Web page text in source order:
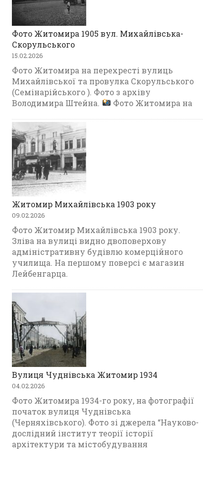
Фото Житомира 1905 вул. Михайлівська-
Скорульського
15.02.2026
Фото Житомира на перехресті вулиць
Михайлівської та провулка Скорульського
(Семінарійського ). Фото з архіву
Володимира Штейна.
Фото Житомира на
Житомир Михайлівська 1903 року
09.02.2026
Фото Житомир Михайлівська 1903 року.
Зліва на вулиці видно двоповерхову
адміністративну будівлю комерційного
училища. На першому поверсі є магазин
Лейбенгарца.
Вулиця Чуднівська Житомир 1934
04.02.2026
Фото Житомира 1934-го року, на фотографії
початок вулиця Чуднівська
(Черняхівського). Фото зі джерела “Науково-
дослідний інститут теорії історії
архітектури та містобудування